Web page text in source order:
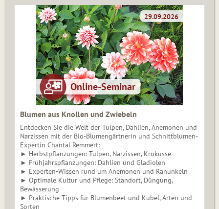
Blumen aus Knollen und Zwiebeln
Entdecken Sie die Welt der Tulpen, Dahlien, Anemonen und
Narzissen mit der Bio-Blumengärtnerin und Schnittblumen-
Expertin Chantal Remmert:
► Herbstpflanzungen: Tulpen, Narzissen, Krokusse
► Frühjahrspflanzungen: Dahlien und Gladiolen
► Experten-Wissen rund um Anemonen und Ranunkeln
► Optimale Kultur und Pflege: Standort, Düngung,
Bewässerung
► Praktische Tipps für Blumenbeet und Kübel, Arten und
Sorten